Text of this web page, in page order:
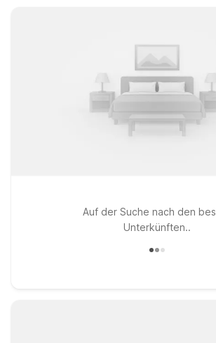
Auf der Suche nach den
Unterkünften..